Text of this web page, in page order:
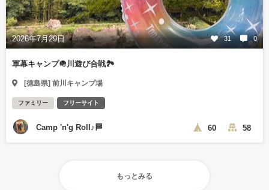
2026年7月29日 31 0
軍幕キャンプ🪖川遊び合戦🏞️
[徳島県] 前川キャンプ場
ファミリー フリーサイト
Camp 'n'g Roll♪🏁 60 58
もっとみる